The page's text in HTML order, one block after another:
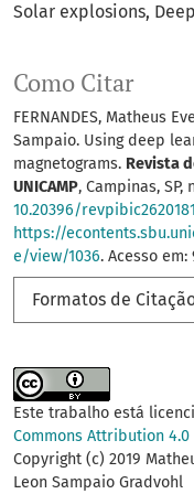
Solar explosions
Como Citar
FERNANDES, Matheus
Sampaio. Using deep
magnetograms. Revista
UNICAMP, Campinas, SP,
10.20396/
https://
e/view/1036. Acesso em:
Formatos de
Este trabalho está
Commons Attribution
Copyright (c) 2019
Leon Sampaio Gradvohl